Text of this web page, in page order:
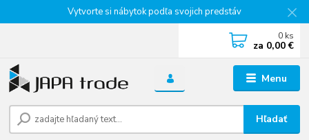
Vytvorte si nábytok podľa svojich predstáv
Menu
Hľadať
0 ks
za 0,00 €